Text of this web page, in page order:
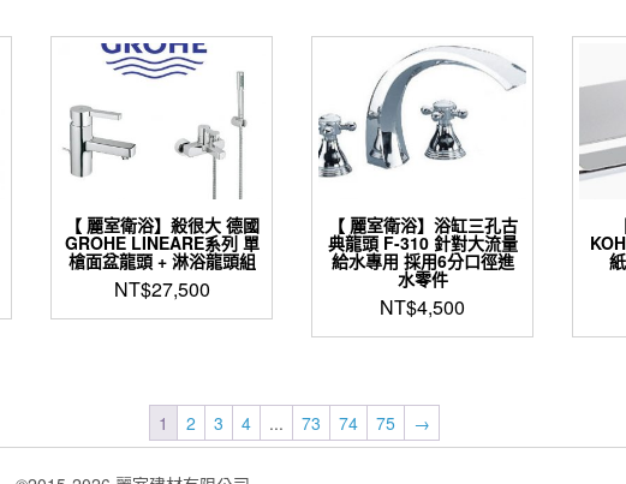
多
種
可
品
頁
面
選
擇
【 麗室衛浴】殺很大 德國
GROHE LINEARE系列 單
槍面盆龍頭 + 淋浴龍頭組
NT$27,500
【 麗室衛浴】浴缸三孔古
典龍頭 F-310 針對大流量
給水專用 採用6分口徑進
水零件
NT$4,500
1 2 3 4 ... 73 74 75 →